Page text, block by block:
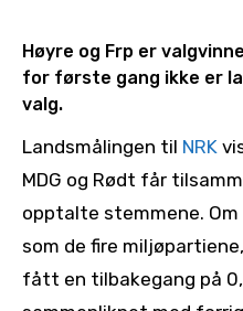
Høyre og Frp er
for første gang ikke er
valg.
Landsmålingen til NRK
MDG og Rødt får
opptalte stemmene.
som de fire
fått en tilbakegang på